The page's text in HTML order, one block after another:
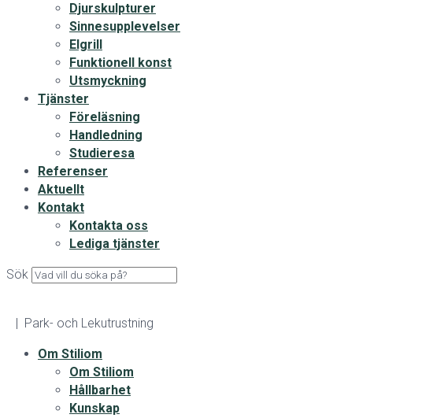
Djurskulpturer
Sinnesupplevelser
Elgrill
Funktionell konst
Utsmyckning
Tjänster
Föreläsning
Handledning
Studieresa
Referenser
Aktuellt
Kontakt
Kontakta oss
Lediga tjänster
Sök
| Park- och Lekutrustning
Om Stiliom
Om Stiliom
Hållbarhet
Kunskap